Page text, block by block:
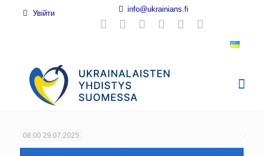
Увійти info@ukrainians.fi
08:00 29.07.2025